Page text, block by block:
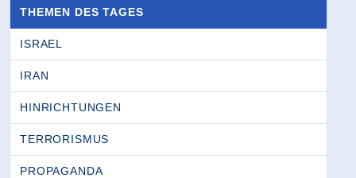
THEMEN DES TAGES
ISRAEL
IRAN
HINRICHTUNGEN
TERRORISMUS
PROPAGANDA